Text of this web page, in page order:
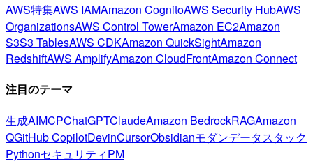
AWS特集AWS IAMAmazon CognitoAWS Security HubAWS
OrganizationsAWS Control TowerAmazon EC2Amazon
S3S3 TablesAWS CDKAmazon QuickSightAmazon
RedshiftAWS AmplifyAmazon CloudFrontAmazon Connect
注目のテーマ
生成AIMCPChatGPTClaudeAmazon BedrockRAGAmazon
QGitHub CopilotDevinCursorObsidianモダンデータスタック
PythonセキュリティPM